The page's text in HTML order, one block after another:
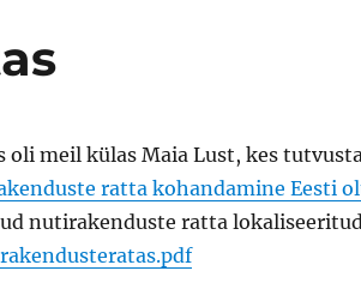
oli meil külas Maia Lust, kes
ratta kohandamine Eesti
nutirakenduste ratta